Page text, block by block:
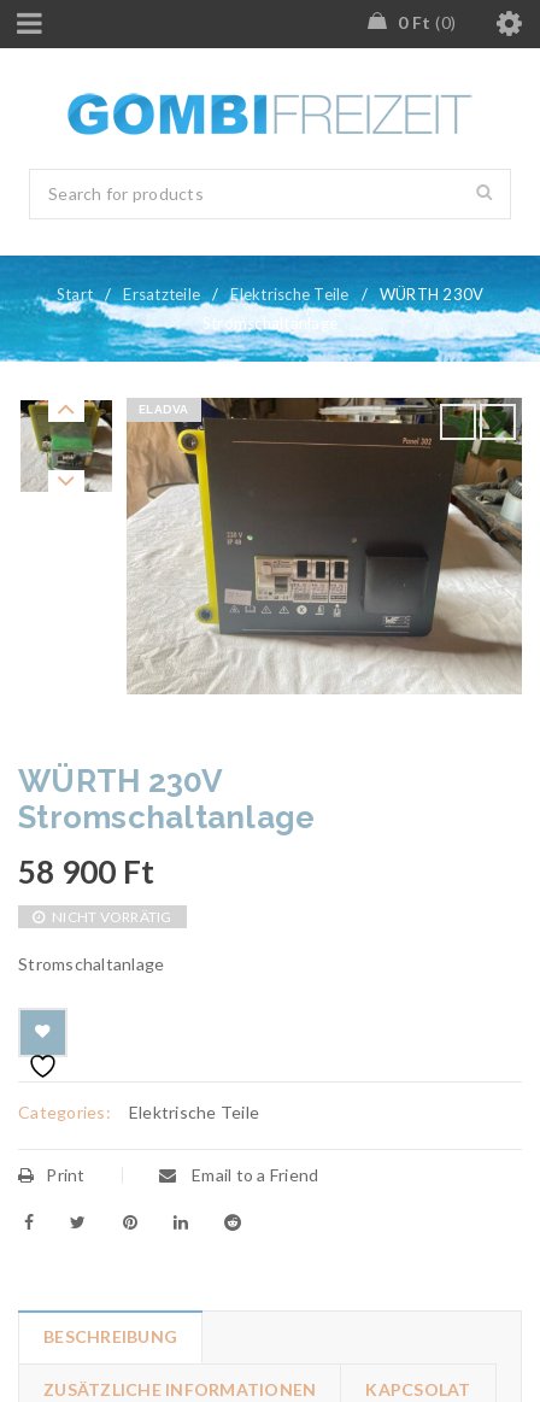
0 Ft 0
Start / Ersatzteile / Elektrische Teile /
WÜRTH 230V
Stromschaltanlage
ELADVA
WÜRTH 230V
Stromschaltanlage
58 900 Ft
NICHT VORRÄTIG
Stromschaltanlage
Categories: Elektrische Teile
Print Email to a Friend
BESCHREIBUNG
ZUSÄTZLICHE INFORMATIONEN KAPCSOLAT